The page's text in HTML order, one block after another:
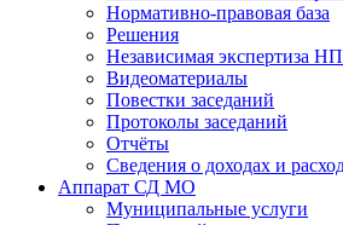
Нормативно-правовая база
Решения
Независимая экспертиза
Видеоматериалы
Повестки заседаний
Протоколы заседаний
Отчёты
Сведения о доходах и
Аппарат СД МО
Муниципальные услуги